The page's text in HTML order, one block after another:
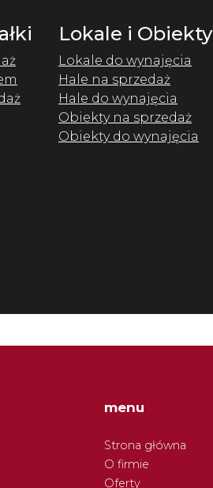
Lokale i Obiekty
Lokale do wynajęcia
Hale na sprzedaż
Hale do wynajęcia
Obiekty na sprzedaż
Obiekty do wynajęcia
menu
Strona główna
O firmie
Oferty